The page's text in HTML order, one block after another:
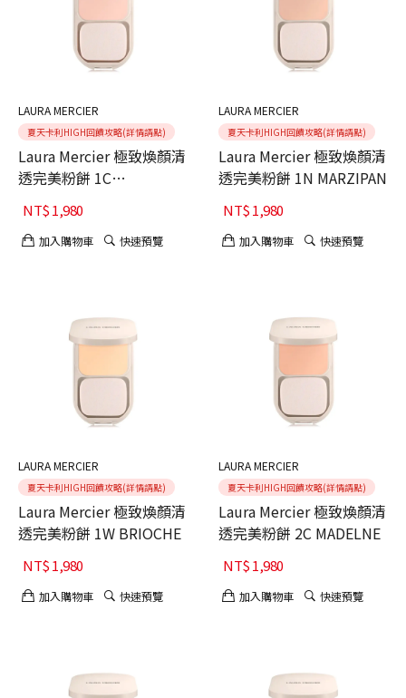
LAURA MERCIER
夏天卡利HIGH回饋攻略(詳情請點)
Laura Mercier 極致煥顏清
透完美粉餅 1C
NT$1,980
加入購物車 快速預覽
LAURA MERCIER
夏天卡利HIGH回饋攻略(詳情請點)
Laura Mercier 極致煥顏清
透完美粉餅 1N MARZIPAN
NT$1,980
加入購物車 快速預覽
LAURA MERCIER
夏天卡利HIGH回饋攻略(詳情請點)
Laura Mercier 極致煥顏清
透完美粉餅 1W BRIOCHE
NT$1,980
加入購物車 快速預覽
LAURA MERCIER
夏天卡利HIGH回饋攻略(詳情請點)
Laura Mercier 極致煥顏清
透完美粉餅 2C MADELNE
NT$1,980
加入購物車 快速預覽